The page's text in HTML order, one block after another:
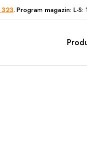
. Program magazin: L-S: